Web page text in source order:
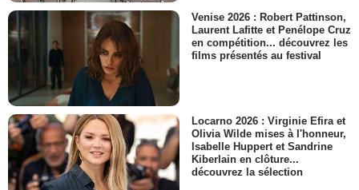
Venise 2026 : Robert Pattinson,
Laurent Lafitte et Penélope Cruz
en compétition... découvrez les
films présentés au festival
Locarno 2026 : Virginie Efira et
Olivia Wilde mises à l'honneur,
Isabelle Huppert et Sandrine
Kiberlain en clôture...
découvrez la sélection